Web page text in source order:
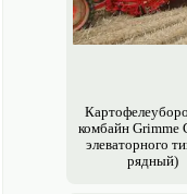
комбайн Grimme
элеваторного
рядный)